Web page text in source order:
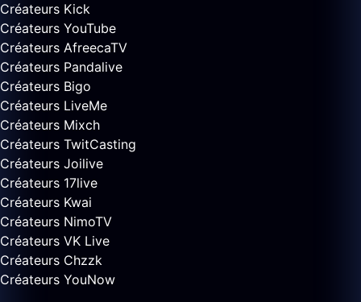
Créateurs Kick
Créateurs YouTube
Créateurs AfreecaTV
Créateurs Pandalive
Créateurs Bigo
Créateurs LiveMe
Créateurs Mixch
Créateurs TwitCasting
Créateurs Joilive
Créateurs 17live
Créateurs Kwai
Créateurs NimoTV
Créateurs VK Live
Créateurs Chzzk
Créateurs YouNow